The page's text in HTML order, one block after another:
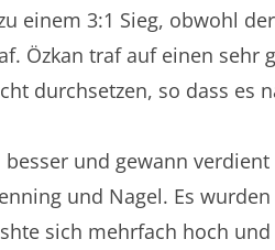
einem 3:1 Sieg, obwohl
Özkan traf auf einen sehr
durchsetzen, so dass es
und gewann
und Nagel. Es
sich mehrfach hoch